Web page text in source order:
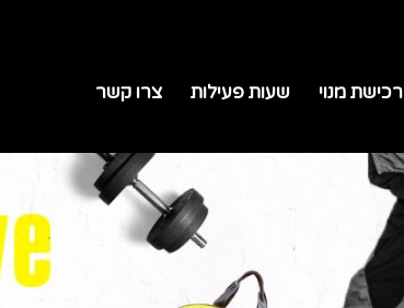
רכישת מנוי שעות פעילות צרו קשר